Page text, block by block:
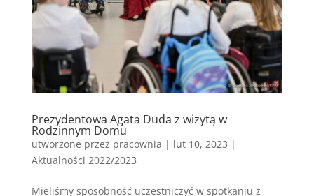
Prezydentowa Agata Duda z wizytą w
Rodzinnym Domu
utworzone przez pracownia | lut 10, 2023 |
Aktualności 2022/2023
Mieliśmy sposobność uczestniczyć w spotkaniu z